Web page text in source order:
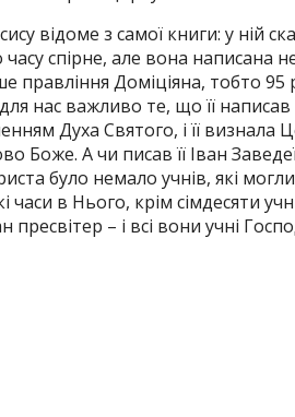
відоме з самої книги: у ній
спірне, але вона написана
правління Доміціяна, тобто
нас важливо те, що її
Духа Святого, і її
Боже. А чи писав її Іван
було немало учнів, які
часи в Нього, крім сімдесяти
– і всі вони учні